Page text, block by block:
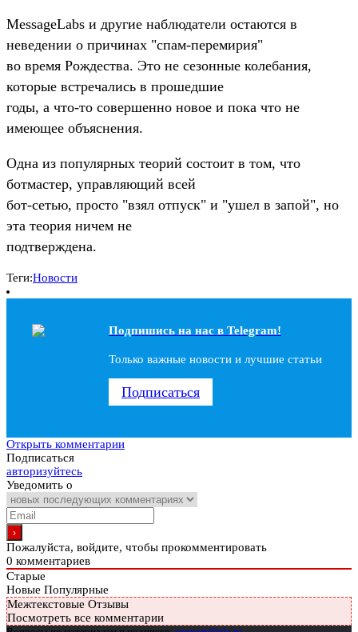
MessageLabs и другие наблюдатели остаются в
неведении о причинах "спам-перемирия"
во время Рождества. Это не сезонные колебания,
которые встречались в прошедшие
годы, а что-то совершенно новое и пока что не
имеющее объяснения.
Одна из популярных теорий состоит в том, что
ботмастер, управляющий всей
бот-сетью, просто "взял отпуск" и "ушел в запой", но
эта теория ничем не
подтверждена.
Теги:Новости
Подпишись на наc в Telegram!
Только важные новости и лучшие статьи
Подписаться
Открыть комментарии
Подписаться
авторизуйтесь
Уведомить о
Пожалуйста, войдите, чтобы прокомментировать
0 комментариев
Старые
Новые Популярные
Межтекстовые Отзывы
Посмотреть все комментарии